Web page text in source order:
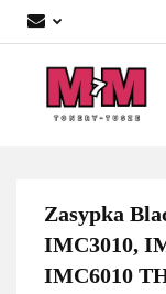
Zasypka
IMC3010,
IMC6010